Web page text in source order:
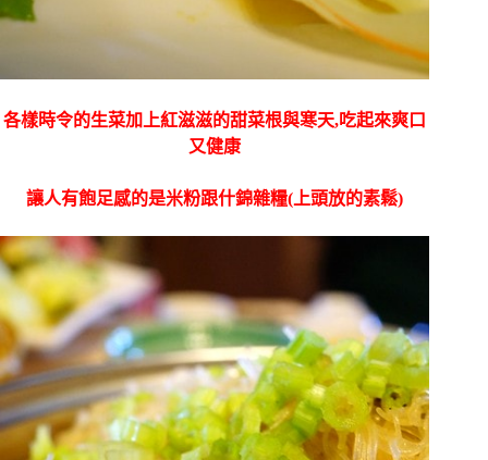
各樣時令的生菜加上紅滋滋的甜菜根與寒天,吃起來爽口
又健康
讓人有飽足感的是米粉跟什錦雜糧(上頭放的素鬆)